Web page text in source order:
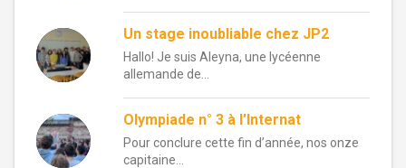
Un stage inoubliable chez JP2
Hallo! Je suis Aleyna, une lycéenne
allemande de...
Olympiade n° 3 à l’Internat
Pour conclure cette fin d’année, nos onze
capitaine...